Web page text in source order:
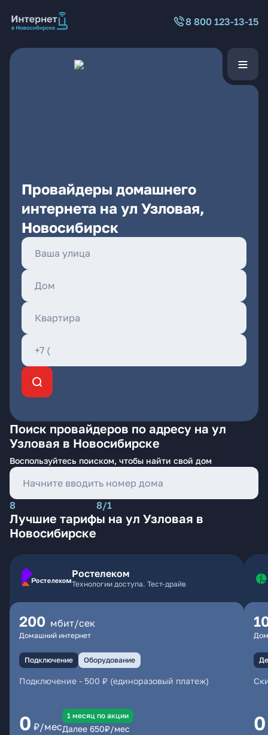
8 800 123-13-15
Провайдеры домашнего
интернета на ул Узловая,
Новосибирск
Поиск провайдеров по адресу на ул
Узловая в Новосибирске
Воспользуйтесь поиском, чтобы найти свой дом
8 8/1
Лучшие тарифы на ул Узловая в
Новосибирске
Ростелеком
Технологии доступа. Тест-драйв
200 мбит/сек
Домашний интернет
Подключение Оборудование
Подключение - 500 ₽ (единоразовый платеж)
0 ₽/мес
1 месяц по акции
Далее 650₽/мес 0